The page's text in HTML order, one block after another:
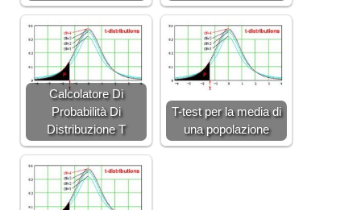
Calcolatore Di
Probabilità Di
Distribuzione T
T-test per la media di
una popolazione